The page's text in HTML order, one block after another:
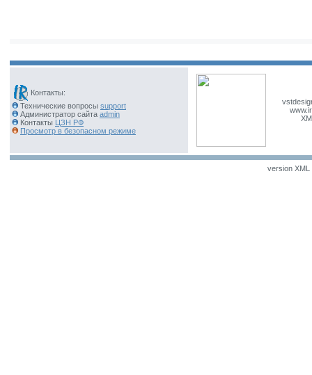
Контакты:
Технические вопросы support
Администратор сайта admin
Контакты ЦЗН РФ
Просмотр в безопасном режиме
version